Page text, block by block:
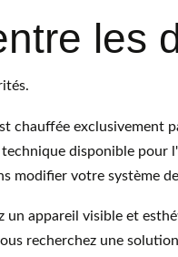
les
chauffée exclusivement
disponible pour
modifier votre système
un appareil visible et
recherchez une